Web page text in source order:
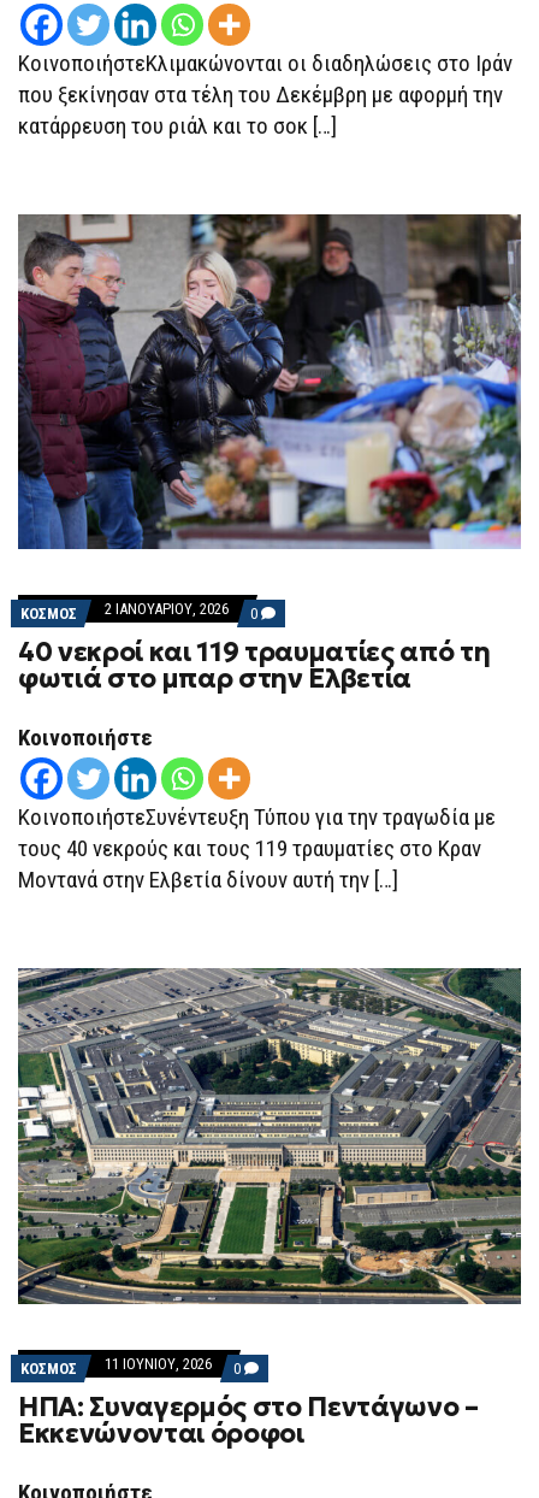
ΝΕΚΡΟΊ
ΚοινοποιήστεΚλιμακώνονται οι διαδηλώσεις στο Ιράν
που ξεκίνησαν στα τέλη του Δεκέμβρη με αφορμή την
κατάρρευση του ριάλ και το σοκ […]
ΚΟΣΜΟΣ 2 ΙΑΝΟΥΑΡΊΟΥ, 2026 0 COMMENTS
ON
40
ΝΕΚΡΟΊ
ΚΑΙ
ΜΠΑΡ
ΣΤΗΝ
ΕΛΒΕΤΊΑ
40 νεκροί και 119 τραυματίες από τη
φωτιά στο μπαρ στην Ελβετία
Κοινοποιήστε
ΚοινοποιήστεΣυνέντευξη Τύπου για την τραγωδία με
τους 40 νεκρούς και τους 119 τραυματίες στο Κραν
Μοντανά στην Ελβετία δίνουν αυτή την […]
ΚΟΣΜΟΣ 11 ΙΟΥΝΊΟΥ, 2026 0 COMMENTS
ON
ΗΠΑ:
ΣΥΝΑΓΕΡΜΌΣ
ΣΤΟ
ΗΠΑ: Συναγερμός στο Πεντάγωνο –
Εκκενώνονται όροφοι
Κοινοποιήστε